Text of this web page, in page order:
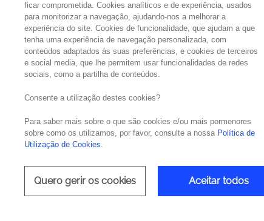
AI
ficar comprometida. Cookies analíticos e de experiência, usados
para monitorizar a navegação, ajudando-nos a melhorar a
experiência do site. Cookies de funcionalidade, que ajudam a que
tenha uma experiência de navegação personalizada, com
conteúdos adaptados às suas preferências, e cookies de terceiros
e social media, que lhe permitem usar funcionalidades de redes
sociais, como a partilha de conteúdos.
Consente a utilização destes cookies?
Para saber mais sobre o que são cookies e/ou mais pormenores
sobre como os utilizamos, por favor, consulte a nossa Política de
Utilização de Cookies.
Quero gerir os cookies Aceitar todos